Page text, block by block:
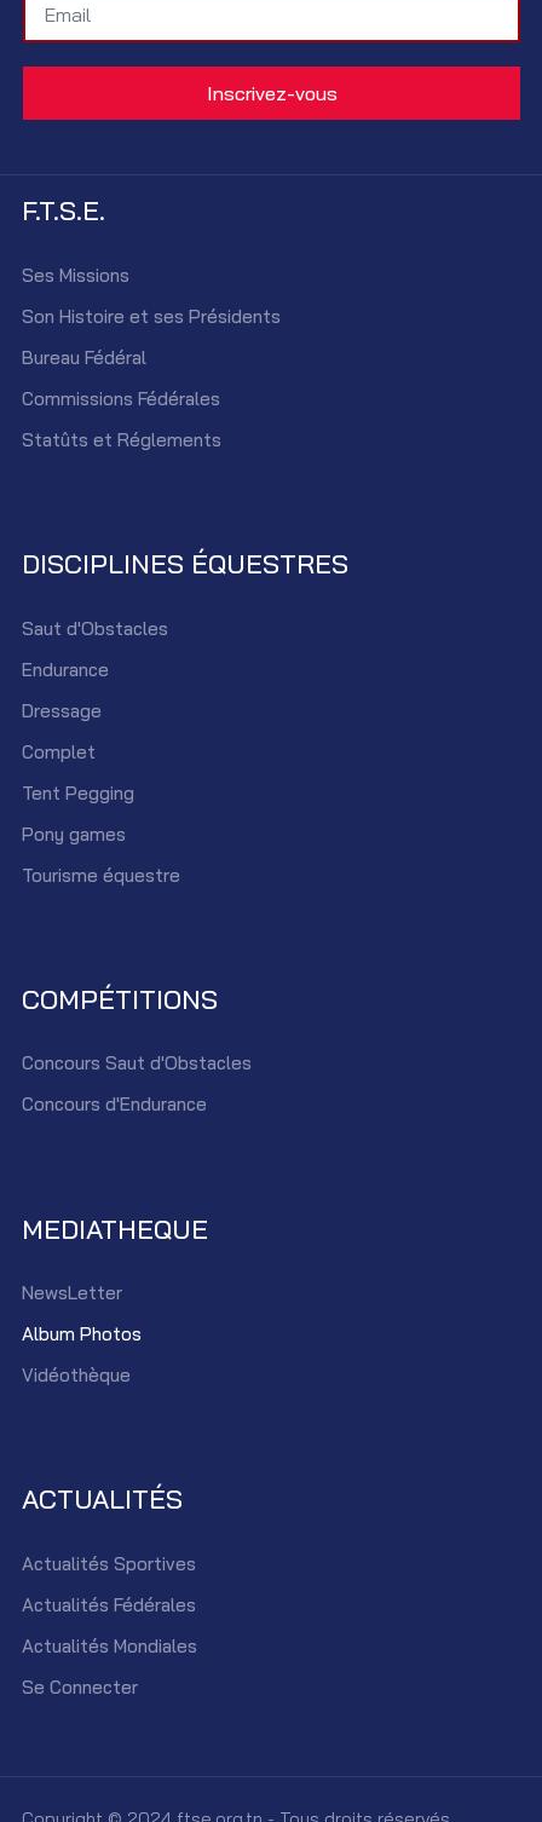
F.T.S.E.
Ses Missions
Son Histoire et ses Présidents
Bureau Fédéral
Commissions Fédérales
Statûts et Réglements
DISCIPLINES ÉQUESTRES
Saut d'Obstacles
Endurance
Dressage
Complet
Tent Pegging
Pony games
Tourisme équestre
COMPÉTITIONS
Concours Saut d'Obstacles
Concours d'Endurance
MEDIATHEQUE
NewsLetter
Album Photos
Vidéothèque
ACTUALITÉS
Actualités Sportives
Actualités Fédérales
Actualités Mondiales
Se Connecter